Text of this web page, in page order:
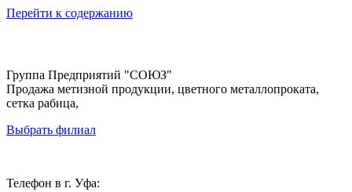
Перейти к содержанию
Группа Предприятий "СОЮЗ"
Продажа метизной продукции, цветного металлопроката,
сетка рабица,
Выбрать филиал
Телефон в г. Уфа: